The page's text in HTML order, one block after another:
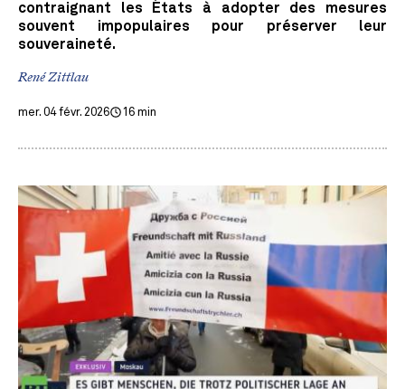
contraignant les États à adopter des mesures
souvent impopulaires pour préserver leur
souveraineté.
René Zittlau
mer. 04 févr. 2026 16 min